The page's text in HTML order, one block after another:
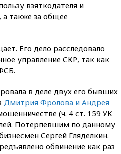
взяткодателя и
также за общее
Его дело расследовало
управление СКР, так как
в деле двух его бывших
Дмитрия Фролова и Андрея
(ч. 4 ст. 159 УК
Потерпевшим по данному
Сергей Гляделкин.
обвинение как раз